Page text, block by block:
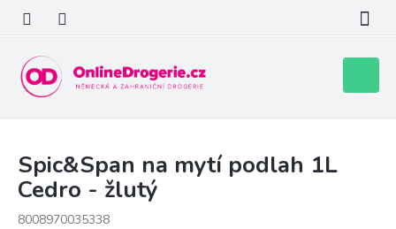
obsah
košík
Spic&Span na mytí podlah 1L
Cedro - žlutý
8008970035338